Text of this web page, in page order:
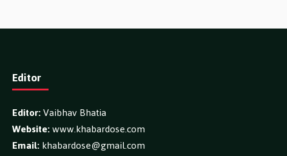
Editor
Editor:Vaibhav Bhatia
Website:www.khabardose.com
Email:khabardose@gmail.com